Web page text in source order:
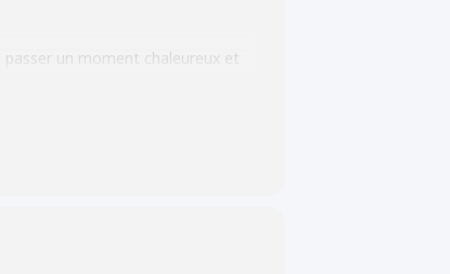
passer un moment chaleureux et